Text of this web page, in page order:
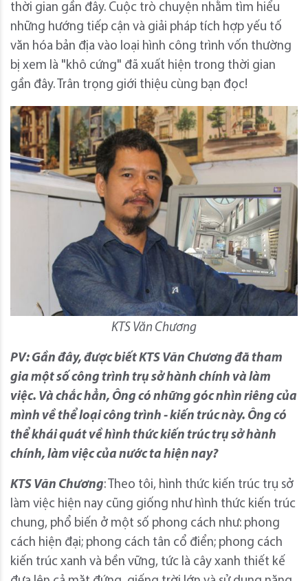
thời gian gần đây. Cuộc trò chuyện nhằm tìm hiểu
những hướng tiếp cận và giải pháp tích hợp yếu tố
văn hóa bản địa vào loại hình công trình vốn thường
bị xem là "khô cứng" đã xuất hiện trong thời gian
gần đây. Trân trọng giới thiệu cùng bạn đọc!
KTS Văn Chương
PV: Gần đây, được biết KTS Văn Chương đã tham
gia một số công trình trụ sở hành chính và làm
việc. Và chắc hẳn, Ông có những góc nhìn riêng của
mình về thể loại công trình - kiến trúc này. Ông có
thể khái quát về hình thức kiến trúc trụ sở hành
chính, làm việc của nước ta hiện nay?
KTS Văn Chương: Theo tôi, hình thức kiến trúc trụ sở
làm việc hiện nay cũng giống như hình thức kiến trúc
chung, phổ biến ở một số phong cách như: phong
cách hiện đại; phong cách tân cổ điển; phong cách
kiến trúc xanh và bền vững, tức là cây xanh thiết kế